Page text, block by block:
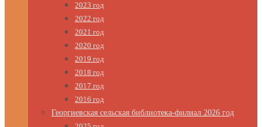
2023 год
2022 год
2021 год
2020 год
2019 год
2018 год
2017 год
2016 год
Георгиевская сельская библиотека-филиал 2026 год